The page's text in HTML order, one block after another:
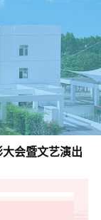
大会暨文艺演出